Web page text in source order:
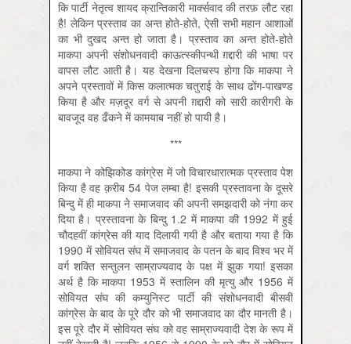
कि पार्टी नेतृत्व शायद क्रान्तिकारी मार्क्‍सवाद की तरफ़ लौट रहा
है! लेकिन प्रस्ताव का अन्त होते-होते, ऐसी सभी महान आशाओं
का भी दुखद अन्त हो जाता है। प्रस्ताव का अन्त होते-होते
माकपा अपनी संशोधनवादी काऊत्स्कीपन्थी ग़द्दारी की भाषा पर
वापस लौट आती है। यह देखना दिलचस्प होगा कि माकपा ने
अपने प्रस्तावों में किस कलात्मक चतुराई के साथ ढोंग-पाखण्ड
किया है और मज़दूर वर्ग से अपनी ग़द्दारी को सारी कारीगरी के
बावजूद वह ढँकने में कामयाब नहीं हो पायी है।
***
माकपा ने कोझिकोड कांग्रेस में जो विचारधारात्मक प्रस्ताव पेश
किया है वह क़रीब 54 पेज लम्बा है! इसकी प्रस्तावना के दूसरे
बिन्दु में ही माकपा ने समाजवाद की अपनी समझदारी को नंगा कर
दिया है। प्रस्तावना के बिन्दु 1.2 में माकपा की 1992 में हुई
चौदहवीं कांग्रेस की याद दिलायी गयी है और बताया गया है कि
1990 में सोवियत संघ में समाजवाद के पतन के बाद विश्व भर में
वर्ग शक्ति सन्तुलन साम्राज्यवाद के पक्ष में झुक गया! इसका
अर्थ है कि माकपा 1953 में स्तालिन की मृत्यु और 1956 में
सोवियत संघ की कम्युनिस्ट पार्टी की संशोधनवादी बीसवीं
कांग्रेस के बाद के पूरे दौर को भी समाजवाद का दौर मानती है।
इस पूरे दौर में सोवियत संघ को वह साम्राज्यवादी देश के रूप में